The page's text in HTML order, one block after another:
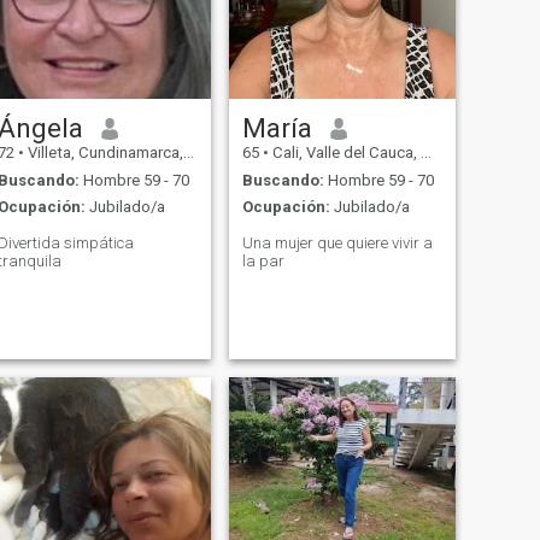
• Villeta, Cundinamarca, Colombia
Buscando: Hombre 59 - 70
Ocupación: Jubilado/a
Divertida simpática
María
65 • Cali, Valle del Cauca, Colombia
Buscando: Hombre 59 - 70
Ocupación: Jubilado/a
Una mujer que quiere vivir a
la par